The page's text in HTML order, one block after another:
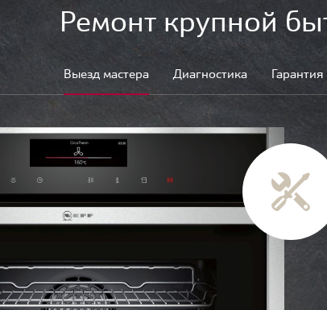
Ремонт крупной
Выезд мастера Диагностика